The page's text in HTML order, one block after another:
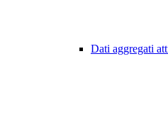
Dati aggregati